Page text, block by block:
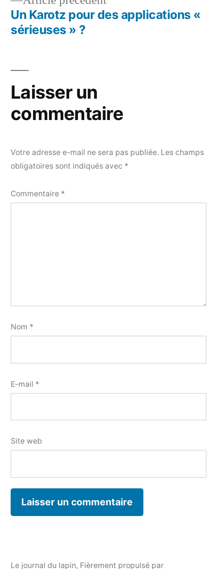
l’article
précédent :
Un Karotz pour des applications «
sérieuses » ?
Laisser un
commentaire
Votre adresse e-mail ne sera pas publiée. Les champs
obligatoires sont indiqués avec *
Commentaire *
Nom *
E-mail *
Site web
Le journal du lapin, Fièrement propulsé par